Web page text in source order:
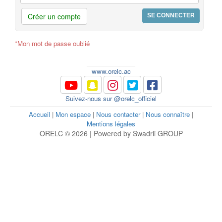
Créer un compte
*Mon mot de passe oublié
www.orelc.ac
Suivez-nous sur @orelc_officiel
Accueil | Mon espace | Nous contacter| Nous connaître |
Mentions légales
ORELC © 2026 | Powered by Swadrii GROUP